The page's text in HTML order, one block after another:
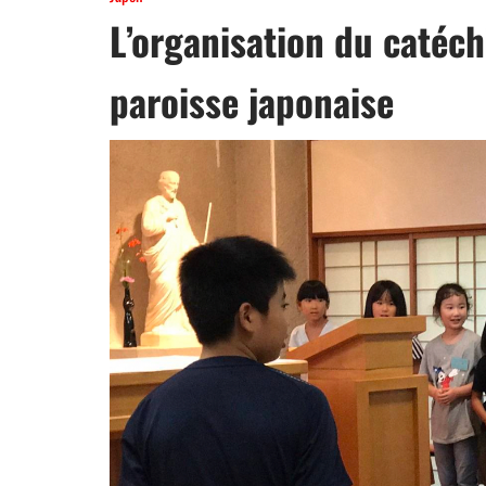
L’organisation du
paroisse japonaise